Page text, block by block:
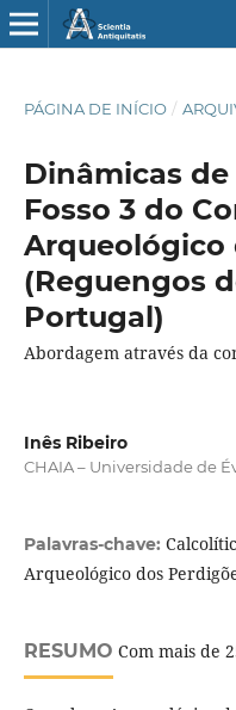
PÁGINA DE INÍCIO /
Dinâmicas
Fosso 3 do
Arqueológico
(Reguengos
Portugal)
Abordagem através da
Inês Ribeiro
CHAIA – Universidade de
Palavras-chave:
Arqueológico dos
RESUMO Com mais de